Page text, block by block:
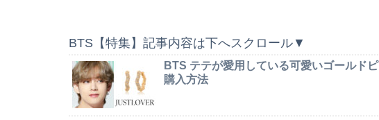
BTS【特集】記事内容は下へスクロール▼
BTS テテが愛用している可愛いゴールド
購入方法